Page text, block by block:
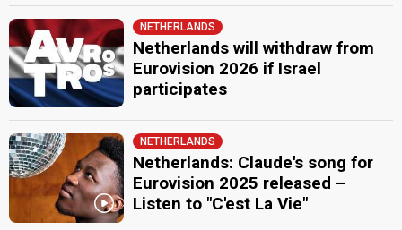
NETHERLANDS
Netherlands will withdraw from
Eurovision 2026 if Israel
participates
NETHERLANDS
Netherlands: Claude's song for
Eurovision 2025 released –
Listen to "C'est La Vie"